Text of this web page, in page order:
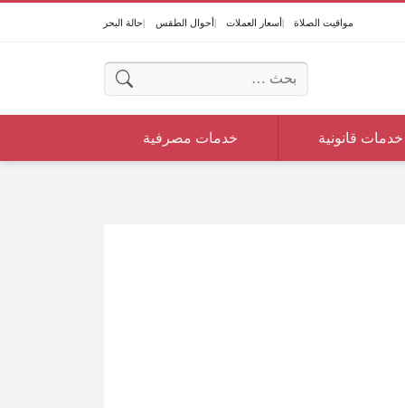
مواقيت الصلاة أسعار العملات أحوال الطقس حالة البحر
البحث عن:
خدمات قانونية خدمات مصرفية